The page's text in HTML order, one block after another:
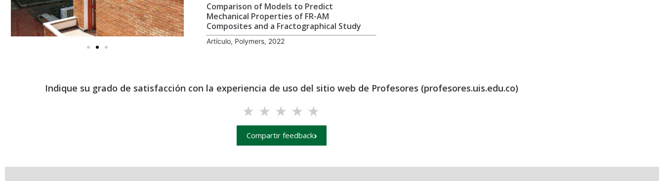
Comparison of Models to Predict
Mechanical Properties of FR-AM
Composites and a Fractographical Study
Artículo, Polymers, 2022
Indique su grado de satisfacción con la experiencia de uso del sitio web de Profesores (profesores.uis.edu.co)